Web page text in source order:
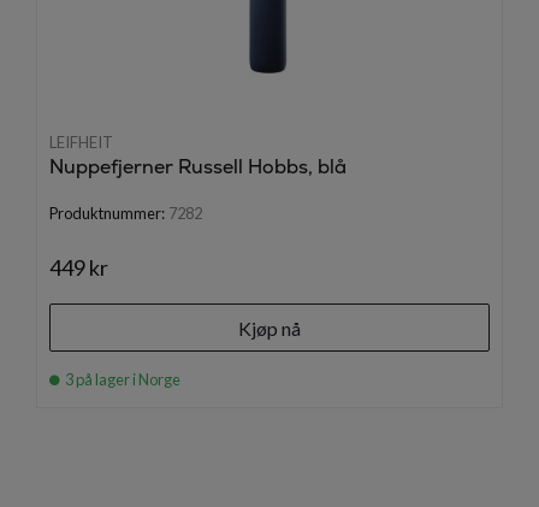
LEIFHEIT
Nuppefjerner Russell Hobbs, blå
Produktnummer: 7282
449 kr
Kjøp nå
3 på lager i Norge